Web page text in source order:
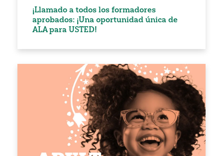
¡Llamado a todos los formadores
aprobados: ¡Una oportunidad única de
ALA para USTED!